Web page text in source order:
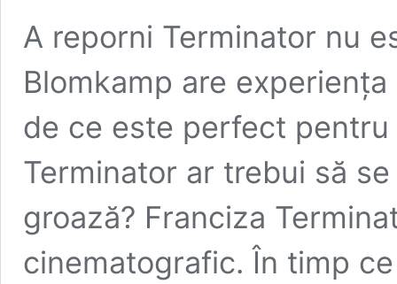
A reporni Terminator nu
Blomkamp are
de ce este perfect pentru
Terminator ar trebui să
groază? Franciza
cinematografic. În timp